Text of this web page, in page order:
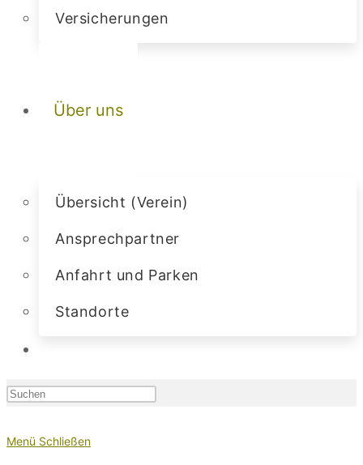
Versicherungen
Über uns
Übersicht (Verein)
Ansprechpartner
Anfahrt und Parken
Standorte
Press
Menü Schließen